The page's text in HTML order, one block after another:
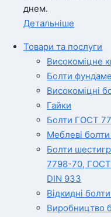
днем.
Детальніше
Товари та послуги
Високоміцне
Болти
Високоміцні
Гайки
Болти ГОСТ
Меблеві
Болти
7798-70,
DIN 933
Відкидні
Виробництво